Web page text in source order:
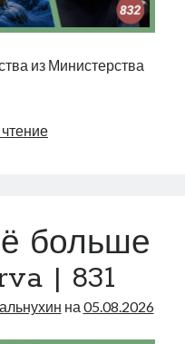
из Министерства
День
Narva
больше
| 831
на 05.08.2026